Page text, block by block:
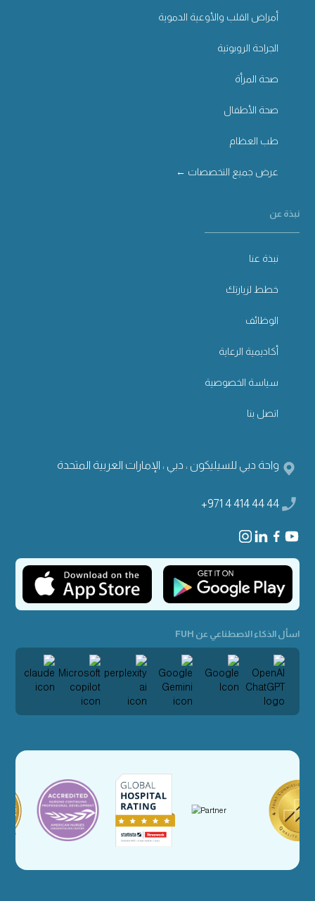
أمراض القلب والأوعية الدموية
الجراحة الروبوتية
صحة المرأة
صحة الأطفال
طب العظام
عرض جميع التخصصات ←
نبذة عن
نبذة عنا
خطط لزيارتك
الوظائف
أكاديمية الرعاية
سياسة الخصوصية
اتصل بنا
واحة دبي للسيليكون ، دبي ، الإمارات العربية المتحدة
+971 4 414 44 44
اسأل الذكاء الاصطناعي عن FUH